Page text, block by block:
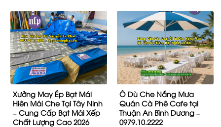
Xưởng May Ép Bạt Mái
Hiên Mái Che Tại Tây Ninh
– Cung Cấp Bạt Mái Xếp
Chất Lượng Cao 2026
Ô Dù Che Nắng Mưa
Quán Cà Phê Cafe tại
Thuận An Bình Dương –
0979.10.2222